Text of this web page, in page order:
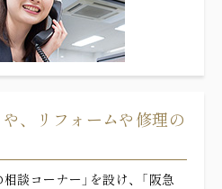
、リフォームや修理の
談コーナー」を設け、「阪急